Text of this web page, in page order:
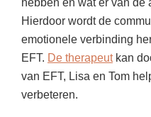
hebben en wat er van de
Hierdoor wordt de
emotionele verbinding
EFT. De therapeutkan
van EFT, Lisa en Tom
verbeteren.